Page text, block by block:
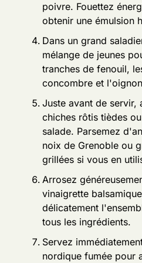
poivre. Fouettez
obtenir une émulsion
Dans un grand
mélange de jeunes
tranches de fenouil,
concombre et
Juste avant de servir,
chiches rôtis tièdes
salade. Parsemez
noix de Grenoble ou
grillées si vous en
Arrosez
vinaigrette
délicatement
tous les ingrédients.
Servez
nordique fumée pour